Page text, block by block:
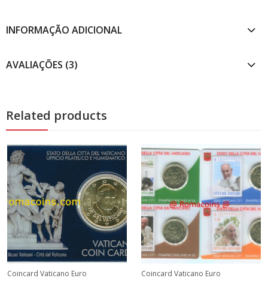
INFORMAÇÃO ADICIONAL
AVALIAÇÕES (3)
Related products
Coincard Vaticano Euro Coincard Vaticano Euro